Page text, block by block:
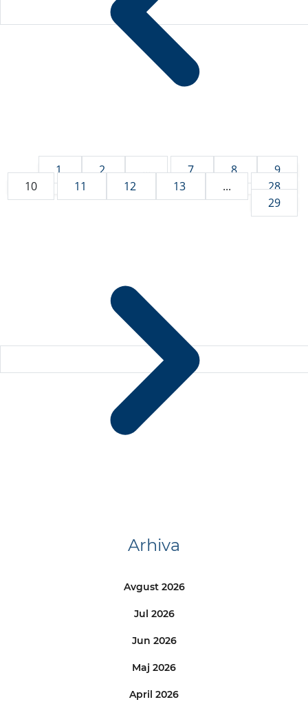
1 2 ... 7 8
9
10
11 12 13 ...
28
29
Arhiva
Avgust 2026
Jul 2026
Jun 2026
Maj 2026
April 2026